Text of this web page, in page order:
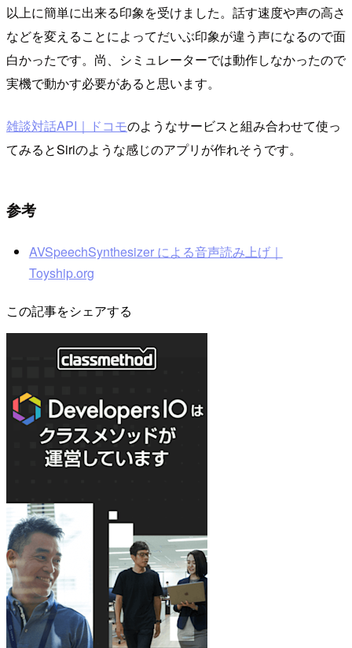
以上に簡単に出来る印象を受けました。話す速度や声の高さ
などを変えることによってだいぶ印象が違う声になるので面
白かったです。尚、シミュレーターでは動作しなかったので
実機で動かす必要があると思います。
雑談対話API｜ドコモのようなサービスと組み合わせて使っ
てみるとSiriのような感じのアプリが作れそうです。
参考
AVSpeechSynthesizer による音声読み上げ｜
Toyship.org
この記事をシェアする